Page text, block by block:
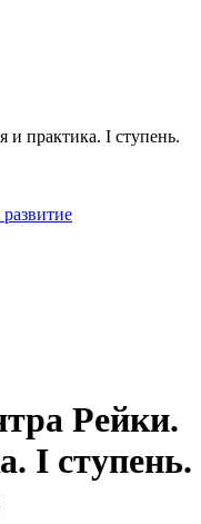
Рейки.
I ступень.